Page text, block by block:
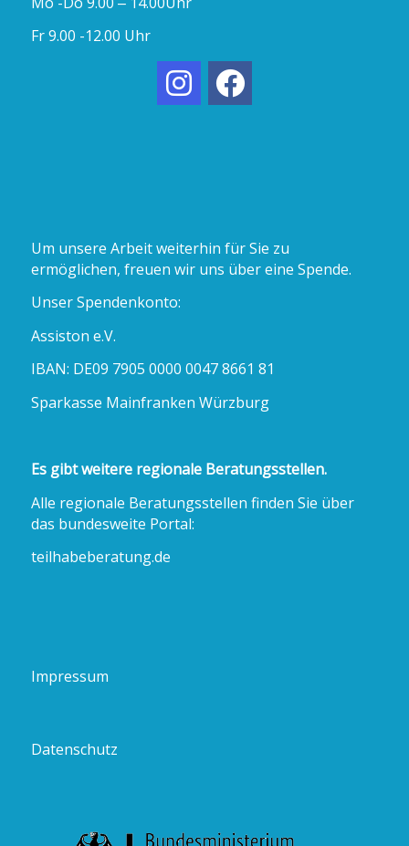
Fr 9.00 -12.00 Uhr
Um unsere Arbeit weiterhin für Sie zu
ermöglichen, freuen wir uns über eine Spende.
Unser Spendenkonto:
Assiston e.V.
IBAN: DE09 7905 0000 0047 8661 81
Sparkasse Mainfranken Würzburg
Es gibt weitere regionale Beratungsstellen.
Alle regionale Beratungsstellen finden Sie über
das bundesweite Portal:
teilhabeberatung.de
Impressum
Datenschutz